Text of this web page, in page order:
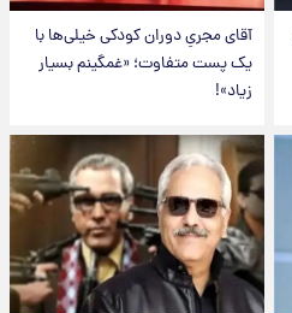
آقای مجریِ دوران کودکی خیلی‌ها با
یک پست متفاوت؛ «غمگینم بسیار
زیاد»!